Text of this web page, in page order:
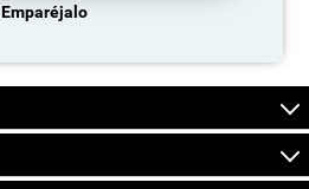
Emparéjalo